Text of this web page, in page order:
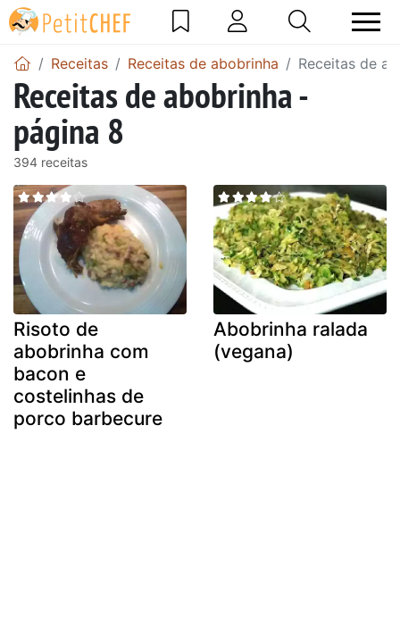
Receitas Receitas de abobrinha Receitas de
Receitas de abobrinha -
página 8
394 receitas
Risoto de
abobrinha com
bacon e
costelinhas de
porco barbecure
Abobrinha ralada
(vegana)